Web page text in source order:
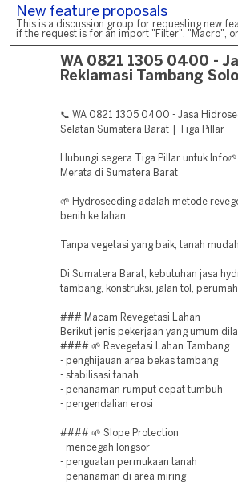
New feature proposals
This is a discussion group for requesting new
if the request is for an import "Filter", "Macro",
WA 0821 1305 0400 -
Reklamasi Tambang
📞 WA 0821 1305 0400 - Jasa
Selatan Sumatera Barat | Tiga Pillar
Hubungi segera Tiga Pillar untuk
Merata di Sumatera Barat
🌱 Hydroseeding adalah metode
benih ke lahan.
Tanpa vegetasi yang baik, tanah
Di Sumatera Barat, kebutuhan jasa
tambang, konstruksi, jalan tol,
### Macam Revegetasi Lahan
Berikut jenis pekerjaan yang umum
#### 🌱 Revegetasi Lahan Tambang
- penghijauan area bekas tambang
- stabilisasi tanah
- penanaman rumput cepat tumbuh
- pengendalian erosi
#### 🌱 Slope Protection
- mencegah longsor
- penguatan permukaan tanah
- penanaman di area miring